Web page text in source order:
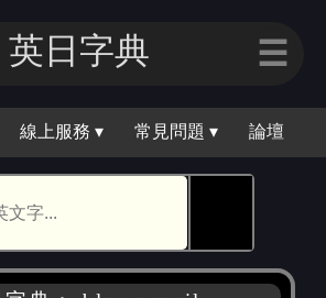
英日字典 ☰
線上服務 ▾ 常見問題 ▾ 論壇